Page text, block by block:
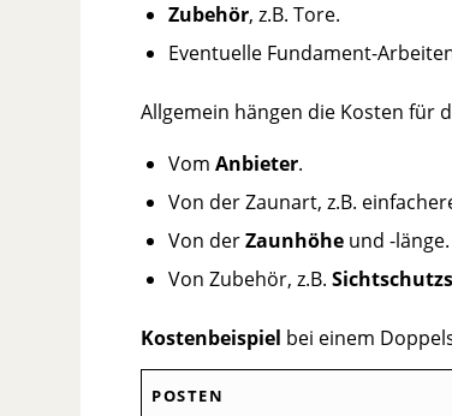
Zubehör, z.B. Tore.
Eventuelle Fundament-
Allgemein hängen die Kosten für
VomAnbieter.
Von der Zaunart, z.B.
Von derZaunhöhe und -länge.
Von Zubehör, z.B.
Kostenbeispiel bei einem
POSTEN